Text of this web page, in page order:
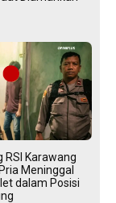
RSI Karawang
Meninggal
dalam Posisi